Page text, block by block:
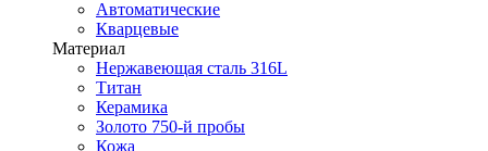
Автоматические
Кварцевые
Материал
Нержавеющая сталь 316L
Титан
Керамика
Золото 750-й пробы
Кожа